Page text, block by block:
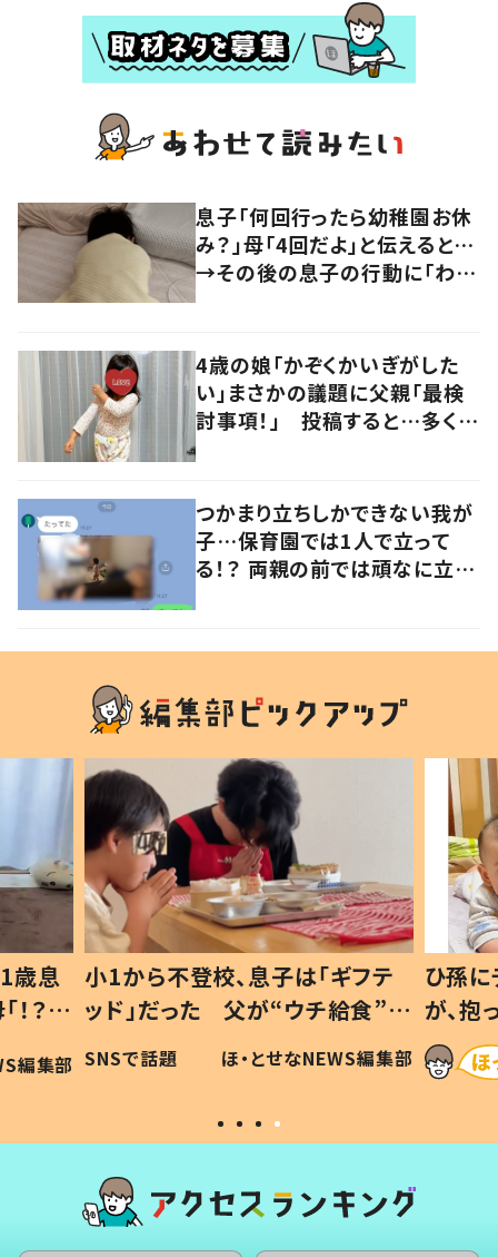
息子「何回行ったら幼稚園お休
み？」母「4回だよ」と伝えると…
→その後の息子の行動に「わか
4歳の娘「かぞくかいぎがした
い」まさかの議題に父親「最検
討事項！」 投稿すると…多くの
つかまり立ちしかできない我が
子…保育園では1人で立って
る！？ 両親の前では頑なに立た
歳息
？」
編集部
小1から不登校、息子は「ギフテ
ッド」だった 父が“ウチ給食”を
作り続ける理由とは #令和の親
#令和の子
SNSで話題 ほ・とせなNEWS編集部
ひ孫
が、
「涙が
い」